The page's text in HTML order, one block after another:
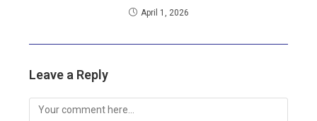
April 1, 2026
Leave a Reply